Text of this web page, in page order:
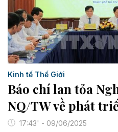
Kinh tế Thế Giới
Báo chí lan tỏa
NQ/TW về phát
17:43' - 09/06/2025